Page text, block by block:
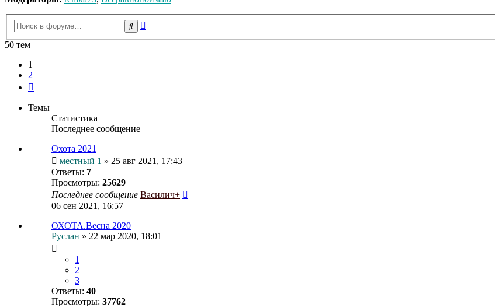
Поиск
50 тем
1
2
Темы
Статистика
Последнее сообщение
Охота 2021
местный 1 » 25 авг 2021, 17:43
Ответы: 7
Просмотры: 25629
Последнее сообщение Василич+
06 сен 2021, 16:57
ОХОТА.Весна 2020
Руслан » 22 мар 2020, 18:01
1
2
3
Ответы: 40
Просмотры: 37762